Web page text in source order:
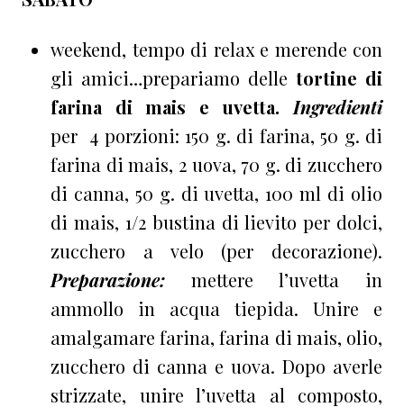
weekend, tempo di relax e merende con
gli amici…prepariamo delle tortine di
farina di mais e uvetta. Ingredienti
per 4 porzioni: 150 g. di farina, 50 g. di
farina di mais, 2 uova, 70 g. di zucchero
di canna, 50 g. di uvetta, 100 ml di olio
di mais, 1/2 bustina di lievito per dolci,
zucchero a velo (per decorazione).
Preparazione: mettere l’uvetta in
ammollo in acqua tiepida. Unire e
amalgamare farina, farina di mais, olio,
zucchero di canna e uova. Dopo averle
strizzate, unire l’uvetta al composto,